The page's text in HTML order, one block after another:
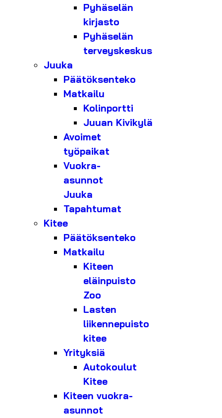
Pyhäselän
kirjasto
Pyhäselän
terveyskeskus
Juuka
Päätöksenteko
Matkailu
Kolinportti
Juuan Kivikylä
Avoimet
työpaikat
Vuokra-
asunnot
Juuka
Tapahtumat
Kitee
Päätöksenteko
Matkailu
Kiteen
eläinpuisto
Zoo
Lasten
liikennepuisto
kitee
Yrityksiä
Autokoulut
Kitee
Kiteen vuokra-
asunnot